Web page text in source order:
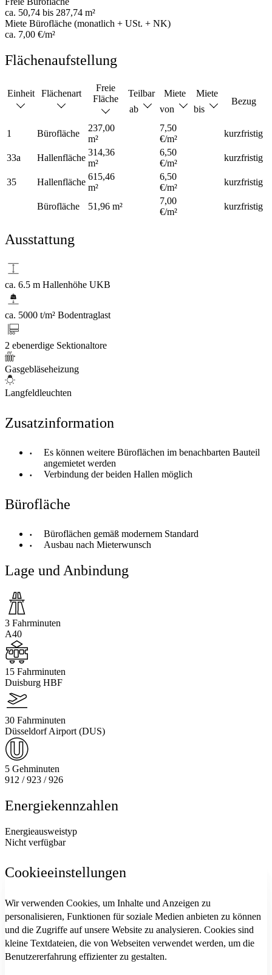
ca. 50,74 bis 287,74 m²
Miete Bürofläche (monatlich + USt. + NK)
ca. 7,00 €/m²
Flächenaufstellung
Einheit Flächenart
Freie
Fläche
Teilbar
ab
Miete
von
Miete
bis
Bezug
1 Bürofläche
237,00
m²
7,50
€/m²
kurzfristig
33a Hallenfläche
314,36
m²
6,50
€/m²
kurzfristig
35 Hallenfläche
615,46
m²
6,50
€/m²
kurzfristig
Bürofläche 51,96 m²
7,00
€/m²
kurzfristig
Ausstattung
ca. 6.5 m Hallenhöhe UKB
ca. 5000 t/m² Bodentraglast
2 ebenerdige Sektionaltore
Gasgebläseheizung
Langfeldleuchten
Zusatzinformation
Es können weitere Büroflächen im benachbarten Bauteil
angemietet werden
Verbindung der beiden Hallen möglich
Bürofläche
Büroflächen gemäß modernem Standard
Ausbau nach Mieterwunsch
Lage und Anbindung
3 Fahrminuten
A40
15 Fahrminuten
Duisburg HBF
30 Fahrminuten
Düsseldorf Airport (DUS)
5 Gehminuten
912 / 923 / 926
Energiekennzahlen
Energieausweistyp
Nicht verfügbar
Cookieeinstellungen
Wir verwenden Cookies, um Inhalte und Anzeigen zu
personalisieren, Funktionen für soziale Medien anbieten zu können
und die Zugriffe auf unsere Website zu analysieren. Cookies sind
kleine Textdateien, die von Webseiten verwendet werden, um die
Benutzererfahrung effizienter zu gestalten.